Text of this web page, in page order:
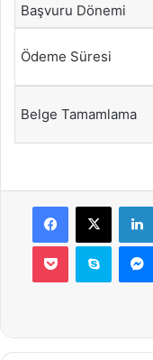
Başvuru Dönemi
Ödeme Süresi
Belge Tamamlama
Facebook
X
Pocket Skype